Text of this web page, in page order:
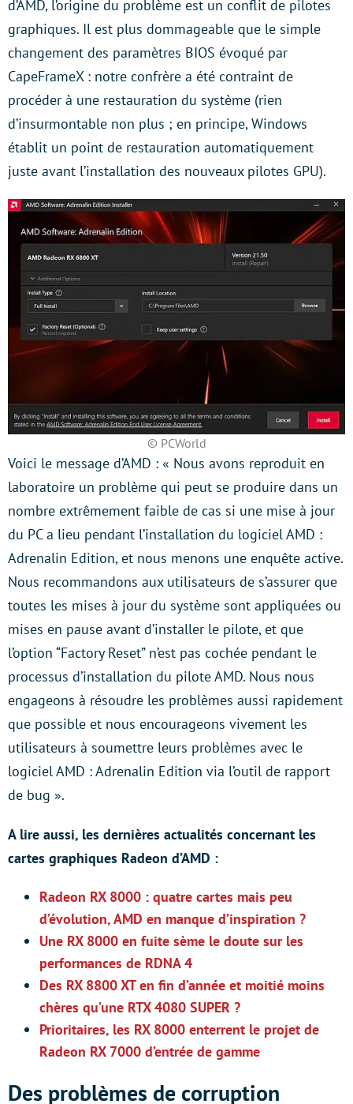
d’AMD, l’origine du problème est un conflit de pilotes
graphiques. Il est plus dommageable que le simple
changement des paramètres BIOS évoqué par
CapeFrameX : notre confrère a été contraint de
procéder à une restauration du système (rien
d’insurmontable non plus ; en principe, Windows
établit un point de restauration automatiquement
juste avant l’installation des nouveaux pilotes GPU).
© PCWorld
Voici le message d’AMD : « Nous avons reproduit en
laboratoire un problème qui peut se produire dans un
nombre extrêmement faible de cas si une mise à jour
du PC a lieu pendant l’installation du logiciel AMD :
Adrenalin Edition, et nous menons une enquête active.
Nous recommandons aux utilisateurs de s’assurer que
toutes les mises à jour du système sont appliquées ou
mises en pause avant d’installer le pilote, et que
l’option “Factory Reset” n’est pas cochée pendant le
processus d’installation du pilote AMD. Nous nous
engageons à résoudre les problèmes aussi rapidement
que possible et nous encourageons vivement les
utilisateurs à soumettre leurs problèmes avec le
logiciel AMD : Adrenalin Edition via l’outil de rapport
de bug ».
A lire aussi, les dernières actualités concernant les
cartes graphiques Radeon d’AMD :
Radeon RX 8000 : quatre cartes mais peu
d’évolution, AMD en manque d’inspiration ?
Une RX 8000 en fuite sème le doute sur les
performances de RDNA 4
Des RX 8800 XT en fin d’année et moitié moins
chères qu’une RTX 4080 SUPER ?
Prioritaires, les RX 8000 enterrent le projet de
Radeon RX 7000 d’entrée de gamme
Des problèmes de corruption